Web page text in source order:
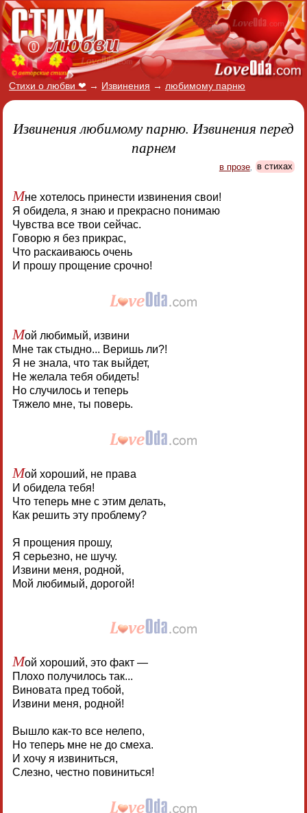
Стихи о любви ❤ → Извинения → любимому парню
Извинения любимому парню. Извинения перед
парнем
в прозе, в стихах
Мне хотелось принести извинения свои!
Я обидела, я знаю и прекрасно понимаю
Чувства все твои сейчас.
Говорю я без прикрас,
Что раскаиваюсь очень
И прошу прощение срочно!
Мой любимый, извини
Мне так стыдно... Веришь ли?!
Я не знала, что так выйдет,
Не желала тебя обидеть!
Но случилось и теперь
Тяжело мне, ты поверь.
Мой хороший, не права
И обидела тебя!
Что теперь мне с этим делать,
Как решить эту проблему?
Я прощения прошу,
Я серьезно, не шучу.
Извини меня, родной,
Мой любимый, дорогой!
Мой хороший, это факт —
Плохо получилось так...
Виновата пред тобой,
Извини меня, родной!
Вышло как-то все нелепо,
Но теперь мне не до смеха.
И хочу я извиниться,
Слезно, честно повиниться!